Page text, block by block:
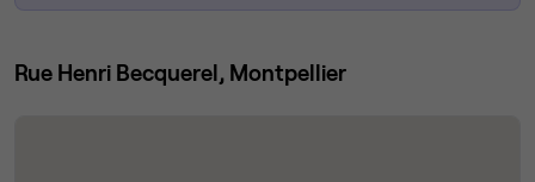
Rue Henri Becquerel, Montpellier